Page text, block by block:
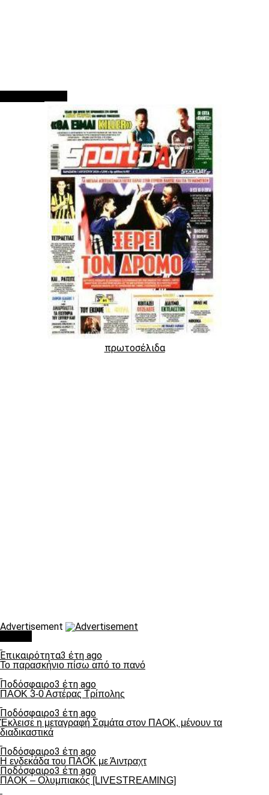
πρωτοσέλιδα
Advertisement
Επικαιρότητα3 έτη ago
Το παρασκήνιο πίσω από το πανό
Ποδόσφαιρο3 έτη ago
ΠΑΟΚ 3-0 Αστέρας Τρίπολης
Ποδόσφαιρο3 έτη ago
Έκλεισε η μεταγραφή Σαμάτα στον ΠΑΟΚ, μένουν τα
διαδικαστικά
Ποδόσφαιρο3 έτη ago
Η ενδεκάδα του ΠΑΟΚ με Άιντραχτ
Ποδόσφαιρο3 έτη ago
ΠΑΟΚ – Ολυμπιακός [LIVESTREAMING]